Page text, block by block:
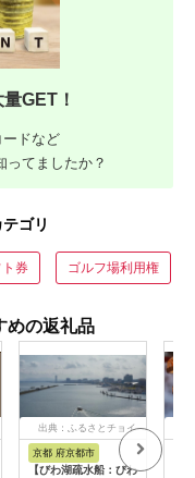
GET！
ドなど
ってましたか？
ゴリ
券 ゴルフ場利用権
めの返礼品
出典：ふるさとチョイ
京都 府京都市
【びわ湖疏水船：びわ